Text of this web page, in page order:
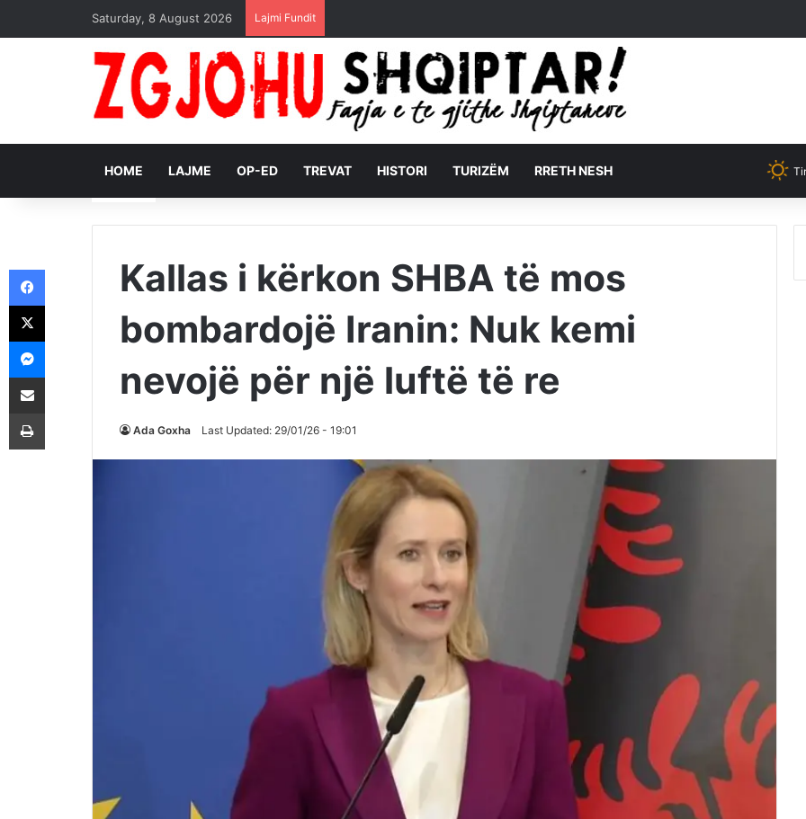
Saturday, 8 August 2026 Lajmi Fundit
HOME LAJME OP-ED TREVAT HISTORI TURIZËM RRETH NESH
Kallas i kërkon SHBA të mos
bombardojë Iranin: Nuk kemi
nevojë për një luftë të re
Ada Goxha Last Updated: 29/01/26 - 19:01